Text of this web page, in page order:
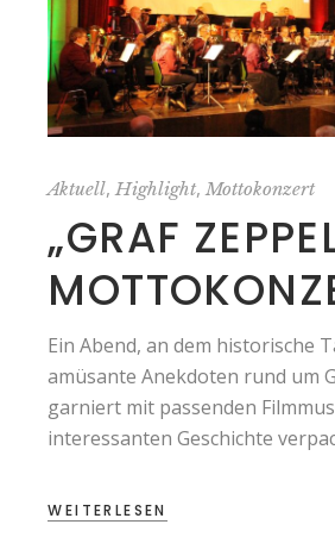
Aktuell,Highlight,Mottokonzert
„GRAF
Ein Abend, an dem historische
amüsante Anekdoten rund um
garniert mit passenden
interessanten Geschichte
WEITERLESEN